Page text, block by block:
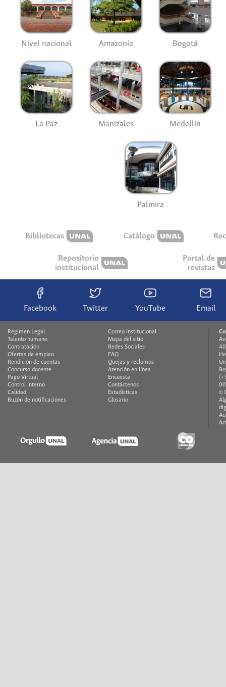
Nivel nacional Amazonía Bogotá
La Paz Manizales Medellín
Palmira
Bibliotecas Catálogo
Repositorio
institucional
Portal de
revistas
Facebook Twitter YouTube Email
Régimen Legal
Talento humano
Contratación
Ofertas de empleo
Rendición de cuentas
Concurso docente
Pago Virtual
Control interno
Calidad
Buzón de notificaciones
Correo institucional
Mapa del sitio
Redes Sociales
FAQ
Quejas y reclamos
Atención en línea
Encuesta
Contáctenos
Estadísticas
Glosario
©